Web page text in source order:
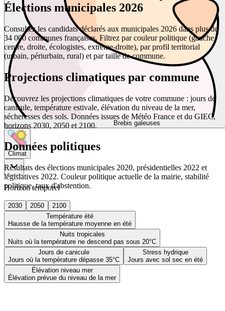
Brebis galeuses
Climat
Horizon temporel
2030 2050
2100
Température été
Hausse de la température moyenne en été
Nuits tropicales
Nuits où la température ne descend pas sous 20°C
Jours de canicule
Jours où la température dépasse 35°C
Stress hydrique
Jours avec sol sec en été
Élévation niveau mer
Élévation prévue du niveau de la mer
Élections municipales 2026
Consultez les candidats déclarés aux municipales 2026 dans plus de
34 000 communes françaises. Filtrez par couleur politique (gauche,
centre, droite, écologistes, extrême-droite), par profil territorial
(urbain, périurbain, rural) et par taille de commune.
Projections climatiques par commune
Découvrez les projections climatiques de votre commune : jours de
canicule, température estivale, élévation du niveau de la mer,
sécheresses des sols. Données issues de Météo France et du GIEC,
horizons 2030, 2050 et 2100.
Données politiques
Résultats des élections municipales 2020, présidentielles 2022 et
législatives 2022. Couleur politique actuelle de la mairie, stabilité
politique, taux d'abstention.